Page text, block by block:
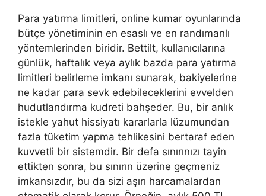
Para yatırma limitleri, online kumar oyunlarında
bütçe yönetiminin en esaslı ve en randımanlı
yöntemlerinden biridir. Bettilt, kullanıcılarına
günlük, haftalık veya aylık bazda para yatırma
limitleri belirleme imkanı sunarak, bakiyelerine
ne kadar para sevk edebileceklerini evvelden
hudutlandırma kudreti bahşeder. Bu, bir anlık
istekle yahut hissiyatı kararlarla lüzumundan
fazla tüketim yapma tehlikesini bertaraf eden
kuvvetli bir sistemdir. Bir defa sınırınızı tayin
ettikten sonra, bu sınırın üzerine geçmeniz
imkansızdır, bu da sizi aşırı harcamalardan